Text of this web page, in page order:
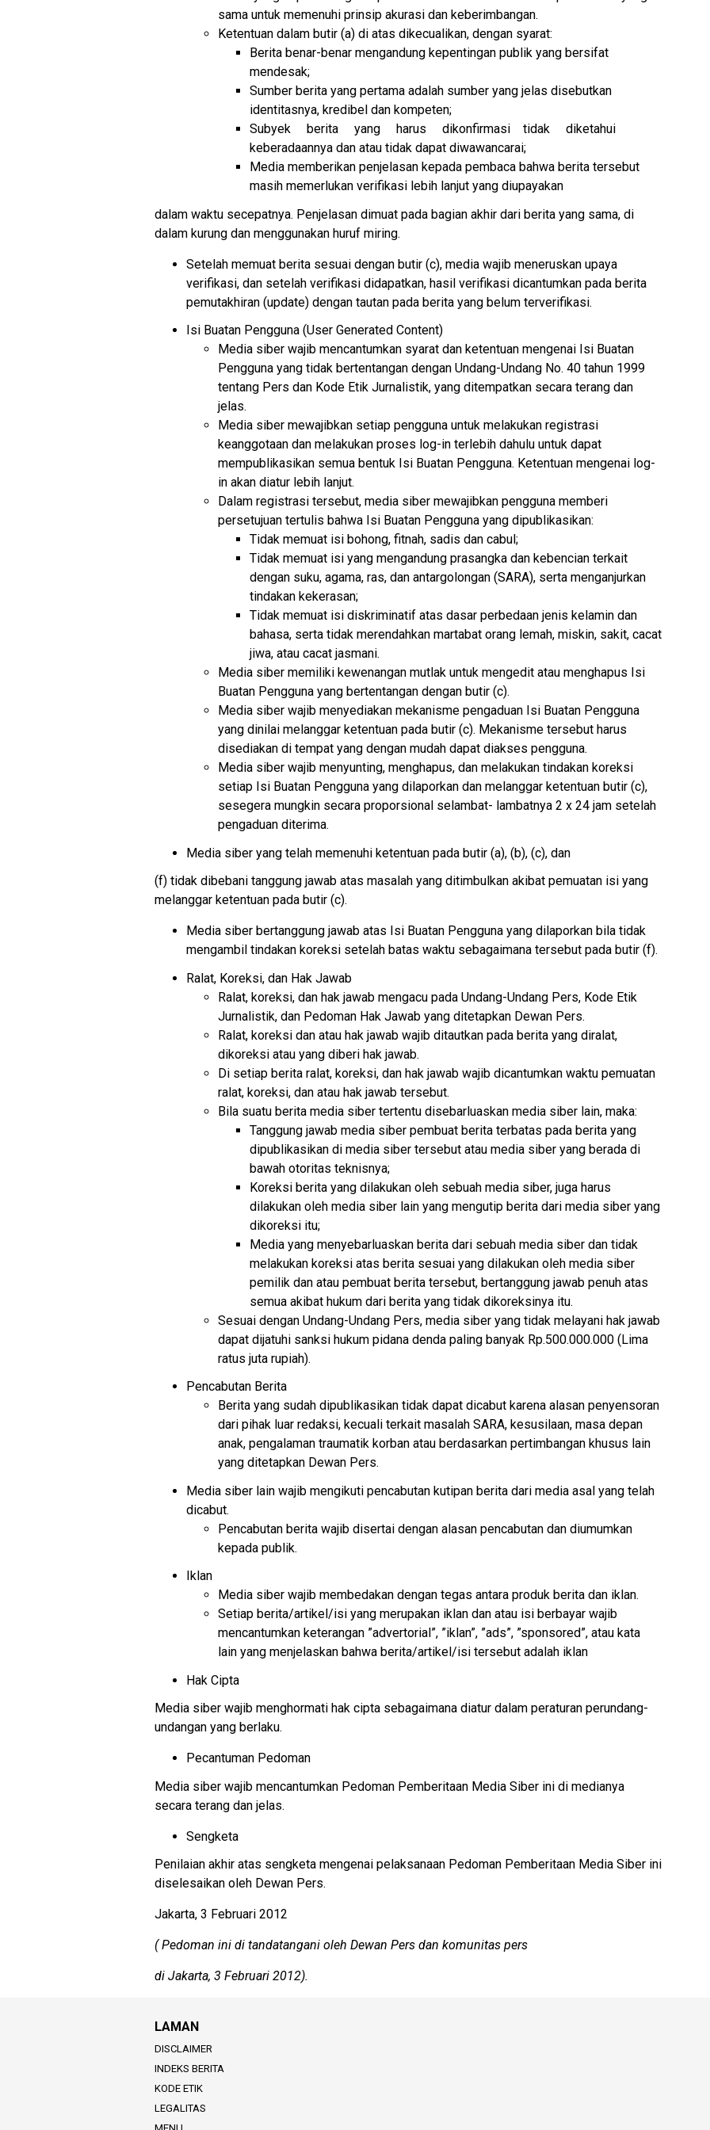
sama untuk memenuhi prinsip akurasi dan keberimbangan.
Ketentuan dalam butir (a) di atas dikecualikan, dengan syarat:
Berita benar-benar mengandung kepentingan publik yang bersifat
mendesak;
Sumber berita yang pertama adalah sumber yang jelas disebutkan
identitasnya, kredibel dan kompeten;
Subyek berita yang harus dikonfirmasi tidak diketahui
keberadaannya dan atau tidak dapat diwawancarai;
Media memberikan penjelasan kepada pembaca bahwa berita tersebut
masih memerlukan verifikasi lebih lanjut yang diupayakan
dalam waktu secepatnya. Penjelasan dimuat pada bagian akhir dari berita yang sama, di
dalam kurung dan menggunakan huruf miring.
Setelah memuat berita sesuai dengan butir (c), media wajib meneruskan upaya
verifikasi, dan setelah verifikasi didapatkan, hasil verifikasi dicantumkan pada berita
pemutakhiran (update) dengan tautan pada berita yang belum terverifikasi.
Isi Buatan Pengguna (User Generated Content)
Media siber wajib mencantumkan syarat dan ketentuan mengenai Isi Buatan
Pengguna yang tidak bertentangan dengan Undang-Undang No. 40 tahun 1999
tentang Pers dan Kode Etik Jurnalistik, yang ditempatkan secara terang dan
jelas.
Media siber mewajibkan setiap pengguna untuk melakukan registrasi
keanggotaan dan melakukan proses log-in terlebih dahulu untuk dapat
mempublikasikan semua bentuk Isi Buatan Pengguna. Ketentuan mengenai log-
in akan diatur lebih lanjut.
Dalam registrasi tersebut, media siber mewajibkan pengguna memberi
persetujuan tertulis bahwa Isi Buatan Pengguna yang dipublikasikan:
Tidak memuat isi bohong, fitnah, sadis dan cabul;
Tidak memuat isi yang mengandung prasangka dan kebencian terkait
dengan suku, agama, ras, dan antargolongan (SARA), serta menganjurkan
tindakan kekerasan;
Tidak memuat isi diskriminatif atas dasar perbedaan jenis kelamin dan
bahasa, serta tidak merendahkan martabat orang lemah, miskin, sakit, cacat
jiwa, atau cacat jasmani.
Media siber memiliki kewenangan mutlak untuk mengedit atau menghapus Isi
Buatan Pengguna yang bertentangan dengan butir (c).
Media siber wajib menyediakan mekanisme pengaduan Isi Buatan Pengguna
yang dinilai melanggar ketentuan pada butir (c). Mekanisme tersebut harus
disediakan di tempat yang dengan mudah dapat diakses pengguna.
Media siber wajib menyunting, menghapus, dan melakukan tindakan koreksi
setiap Isi Buatan Pengguna yang dilaporkan dan melanggar ketentuan butir (c),
sesegera mungkin secara proporsional selambat- lambatnya 2 x 24 jam setelah
pengaduan diterima.
Media siber yang telah memenuhi ketentuan pada butir (a), (b), (c), dan
(f) tidak dibebani tanggung jawab atas masalah yang ditimbulkan akibat pemuatan isi yang
melanggar ketentuan pada butir (c).
Media siber bertanggung jawab atas Isi Buatan Pengguna yang dilaporkan bila tidak
mengambil tindakan koreksi setelah batas waktu sebagaimana tersebut pada butir (f).
Ralat, Koreksi, dan Hak Jawab
Ralat, koreksi, dan hak jawab mengacu pada Undang-Undang Pers, Kode Etik
Jurnalistik, dan Pedoman Hak Jawab yang ditetapkan Dewan Pers.
Ralat, koreksi dan atau hak jawab wajib ditautkan pada berita yang diralat,
dikoreksi atau yang diberi hak jawab.
Di setiap berita ralat, koreksi, dan hak jawab wajib dicantumkan waktu pemuatan
ralat, koreksi, dan atau hak jawab tersebut.
Bila suatu berita media siber tertentu disebarluaskan media siber lain, maka:
Tanggung jawab media siber pembuat berita terbatas pada berita yang
dipublikasikan di media siber tersebut atau media siber yang berada di
bawah otoritas teknisnya;
Koreksi berita yang dilakukan oleh sebuah media siber, juga harus
dilakukan oleh media siber lain yang mengutip berita dari media siber yang
dikoreksi itu;
Media yang menyebarluaskan berita dari sebuah media siber dan tidak
melakukan koreksi atas berita sesuai yang dilakukan oleh media siber
pemilik dan atau pembuat berita tersebut, bertanggung jawab penuh atas
semua akibat hukum dari berita yang tidak dikoreksinya itu.
Sesuai dengan Undang-Undang Pers, media siber yang tidak melayani hak jawab
dapat dijatuhi sanksi hukum pidana denda paling banyak Rp.500.000.000 (Lima
ratus juta rupiah).
Pencabutan Berita
Berita yang sudah dipublikasikan tidak dapat dicabut karena alasan penyensoran
dari pihak luar redaksi, kecuali terkait masalah SARA, kesusilaan, masa depan
anak, pengalaman traumatik korban atau berdasarkan pertimbangan khusus lain
yang ditetapkan Dewan Pers.
Media siber lain wajib mengikuti pencabutan kutipan berita dari media asal yang telah
dicabut.
Pencabutan berita wajib disertai dengan alasan pencabutan dan diumumkan
kepada publik.
Iklan
Media siber wajib membedakan dengan tegas antara produk berita dan iklan.
Setiap berita/artikel/isi yang merupakan iklan dan atau isi berbayar wajib
mencantumkan keterangan ”advertorial”, ”iklan”, ”ads”, ”sponsored”, atau kata
lain yang menjelaskan bahwa berita/artikel/isi tersebut adalah iklan
Hak Cipta
Media siber wajib menghormati hak cipta sebagaimana diatur dalam peraturan perundang-
undangan yang berlaku.
Pecantuman Pedoman
Media siber wajib mencantumkan Pedoman Pemberitaan Media Siber ini di medianya
secara terang dan jelas.
Sengketa
Penilaian akhir atas sengketa mengenai pelaksanaan Pedoman Pemberitaan Media Siber ini
diselesaikan oleh Dewan Pers.
Jakarta, 3 Februari 2012
( Pedoman ini di tandatangani oleh Dewan Pers dan komunitas pers
di Jakarta, 3 Februari 2012).
LAMAN
DISCLAIMER
INDEKS BERITA
KODE ETIK
LEGALITAS